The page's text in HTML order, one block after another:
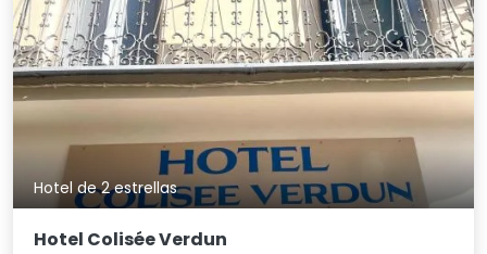
Hotel de 2 estrellas
Hotel Colisée Verdun